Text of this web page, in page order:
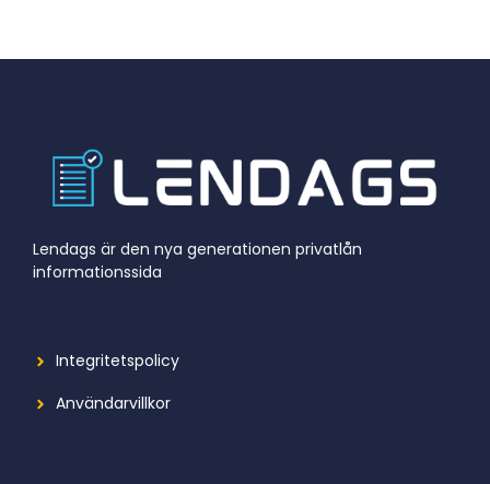
Lendags är den nya generationen privatlån
informationssida
Integritetspolicy
Användarvillkor